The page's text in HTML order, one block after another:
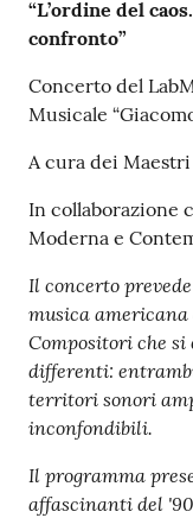
“L’ordine del
confronto”
Concerto del
Musicale
A cura dei
In collaborazione
Moderna e
Il concerto
musica americana
Compositori che
differenti:
territori sonori
inconfondibili.
Il programma
affascinanti del